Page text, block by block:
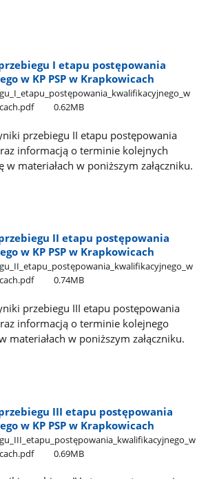
przebiegu I etapu postępowania
w KP PSP w Krapkowicach
0.62MB
przebiegu II etapu postępowania
informacją o terminie kolejnych
w materiałach w poniższym załączniku.
przebiegu II etapu postępowania
w KP PSP w Krapkowicach
0.74MB
przebiegu III etapu postępowania
informacją o terminie kolejnego
materiałach w poniższym załączniku.
przebiegu III etapu postępowania
w KP PSP w Krapkowicach
0.69MB